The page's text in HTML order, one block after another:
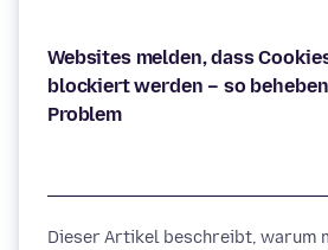
Websites melden, dass
blockiert werden – so
Problem
Dieser Artikel beschreibt, warum